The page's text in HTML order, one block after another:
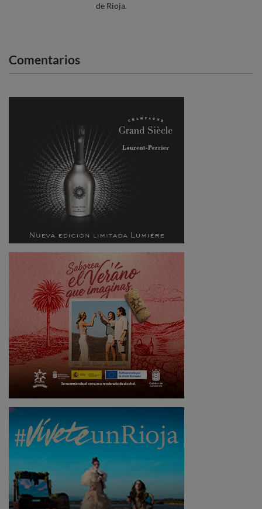
de Rioja.
Comentarios